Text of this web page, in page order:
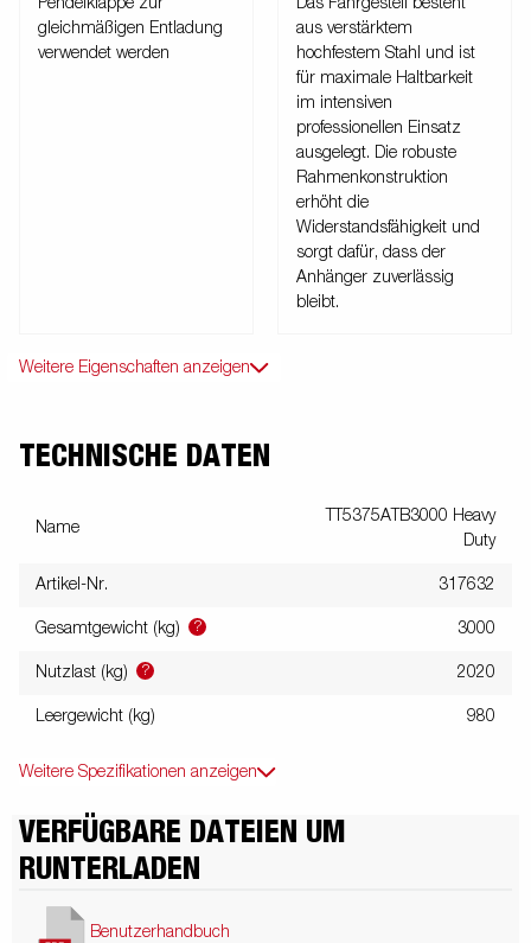
Pendelklappe zur
gleichmäßigen Entladung
verwendet werden
Das Fahrgestell besteht
aus verstärktem
hochfestem Stahl und ist
für maximale Haltbarkeit
im intensiven
professionellen Einsatz
ausgelegt. Die robuste
Rahmenkonstruktion
erhöht die
Widerstandsfähigkeit und
sorgt dafür, dass der
Anhänger zuverlässig
bleibt.
Weitere Eigenschaften anzeigen
TECHNISCHE DATEN
Name
TT5375ATB3000 Heavy
Duty
Artikel-Nr. 317632
Gesamtgewicht (kg) ? 3000
Nutzlast (kg) ? 2020
Leergewicht (kg) 980
Weitere Spezifikationen anzeigen
VERFÜGBARE DATEIEN UM
RUNTERLADEN
Benutzerhandbuch